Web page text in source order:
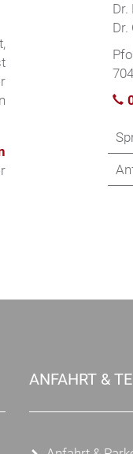
Dr.
ANFAHRT &